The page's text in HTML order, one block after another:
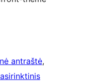
antraštė